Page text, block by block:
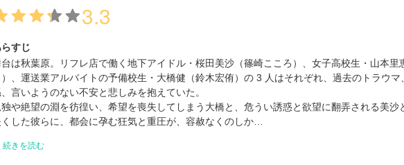
3.3
すじ
は秋葉原。リフレ店で働く地下アイドル・桜田美沙（篠崎こころ）、女子高校生・山本里
）、運送業アルバイトの予備校生・大橋健（鈴木宏侑）の 3 人はそれぞれ、過去のトラウマ
言いようのない不安と悲しみを抱えていた。
や絶望の淵を彷徨い、希望を喪失してしまう大橋と、危うい誘惑と欲望に翻弄される美沙
くした彼らに、都会に孕む狂気と重圧が、容赦なくのしか…
続きを読む